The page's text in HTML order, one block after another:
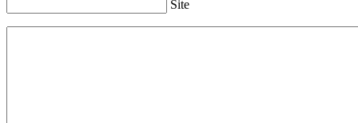
Site